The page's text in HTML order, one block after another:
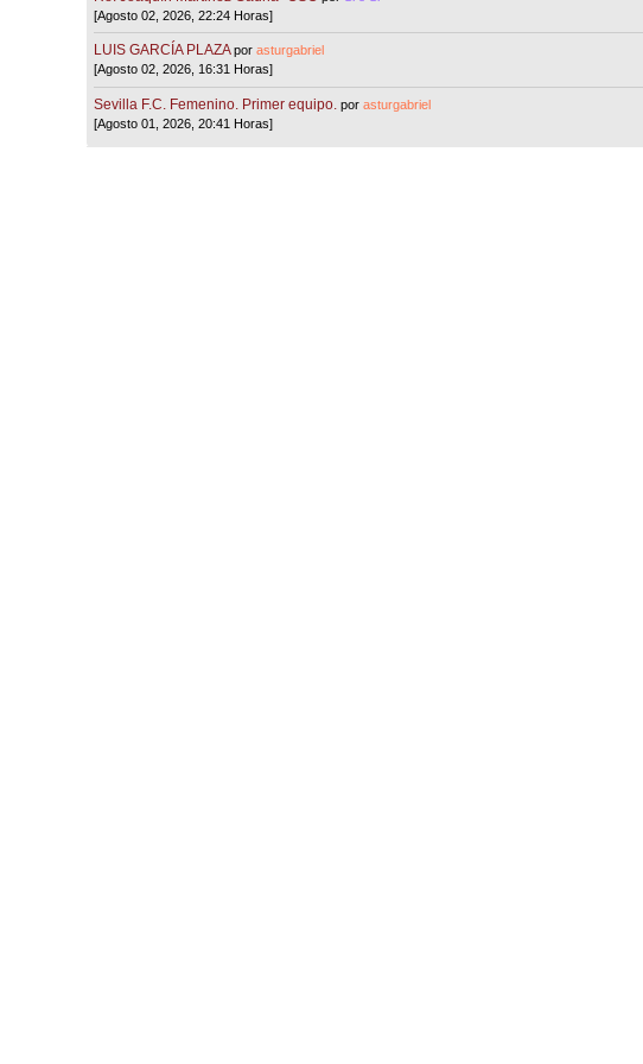
[Agosto 02, 2026, 22:24 Horas]
LUIS GARCÍA PLAZA porasturgabriel
[Agosto 02, 2026, 16:31 Horas]
Sevilla F.C. Femenino. Primer equipo. porasturgabriel
[Agosto 01, 2026, 20:41 Horas]